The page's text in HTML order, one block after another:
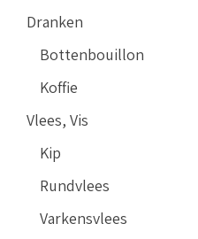
Dranken
Bottenbouillon
Koffie
Vlees, Vis
Kip
Rundvlees
Varkensvlees